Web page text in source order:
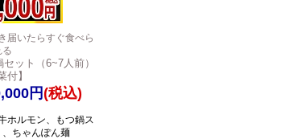
届いたらすぐ食べら
る
ット（6~7人前）
付】
円(税込)
ホルモン、もつ鍋ス
ちゃんぽん麺